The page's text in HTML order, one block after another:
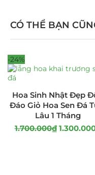
CÓ THỂ BẠN
-24%
Hoa Sinh Nhật Đẹp
Đáo Giỏ Hoa Sen Đá
Lâu 1 Tháng
1.700.000₫